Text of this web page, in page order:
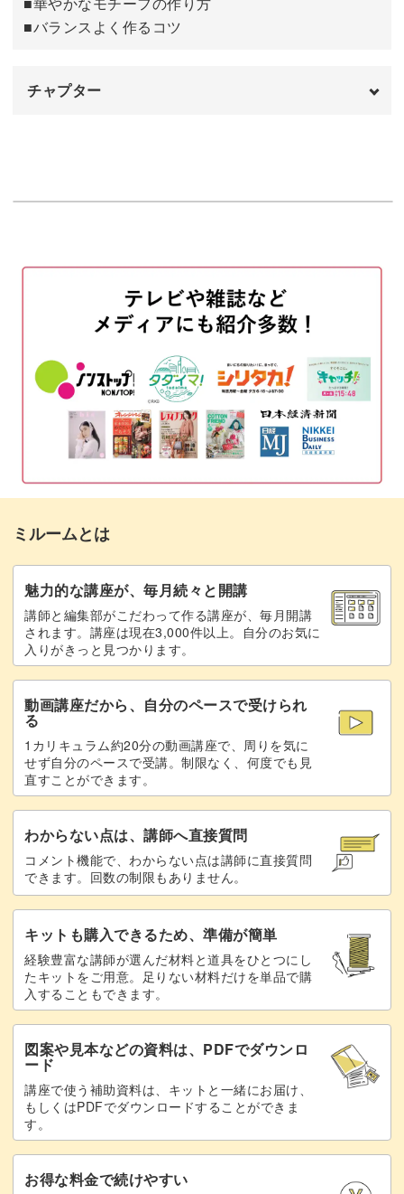
■バランスよく作るコツ
チャプター
図案の使用方法
ワイヤーに印をつける
土台を作る 05:33
モチーフを作る
イヤーカフとモチーフをつなげる
おわりに 17:31
ミルームとは
魅力的な講座が、毎月続々と開講
講師と編集部がこだわって作る講座が、毎月開講
されます。講座は現在3,000件以上。自分のお気に
入りがきっと見つかります。
動画講座だから、自分のペースで受けられ
る
1カリキュラム約20分の動画講座で、周りを気に
せず自分のペースで受講。制限なく、何度でも見
直すことができます。
わからない点は、講師へ直接質問
コメント機能で、わからない点は講師に直接質問
できます。回数の制限もありません。
キットも購入できるため、準備が簡単
経験豊富な講師が選んだ材料と道具をひとつにし
たキットをご用意。足りない材料だけを単品で購
入することもできます。
図案や見本などの資料は、PDFでダウンロ
ード
講座で使う補助資料は、キットと一緒にお届け、
もしくはPDFでダウンロードすることができま
す。
お得な料金で続けやすい